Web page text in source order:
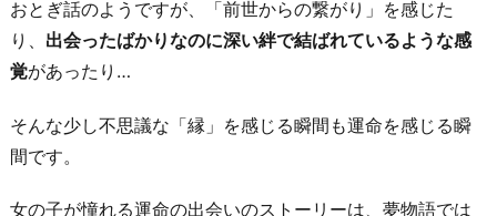
い
6.
通
点
おとぎ話のようですが、「前世からの繋がり」を感じた
り、 出会ったばかりなのに深い絆で結ばれているような感
覚があったり…
そんな少し不思議な「縁」を感じる瞬間も運命を感じる瞬
間です。
女の子が憧れる運命の出会いのストーリーは、夢物語では